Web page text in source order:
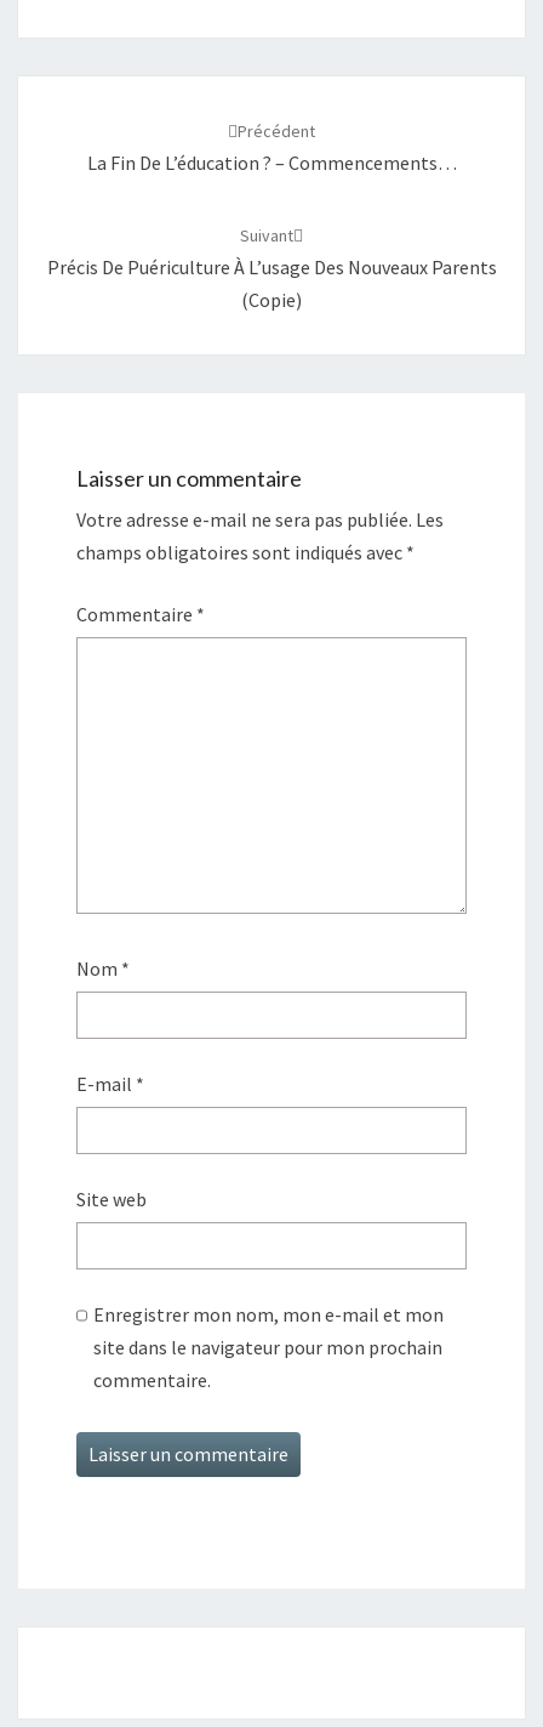
Précédent
La Fin De L’éducation ? – Commencements…
Suivant
Précis De Puériculture À L’usage Des Nouveaux Parents
(Copie)
Laisser un commentaire
Votre adresse e-mail ne sera pas publiée. Les
champs obligatoires sont indiqués avec *
Commentaire *
Nom *
E-mail *
Site web
Enregistrer mon nom, mon e-mail et mon
site dans le navigateur pour mon prochain
commentaire.